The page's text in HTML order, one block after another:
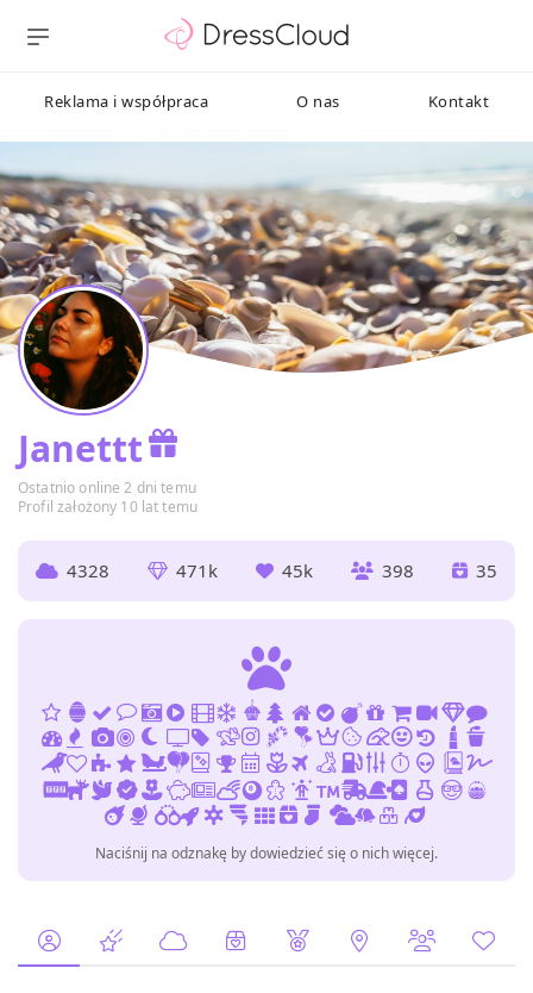
Reklama i współpraca O nas Kontakt
Janettt
Ostatnio online 2 dni temu
Profil założony 10 lat temu
4328 471k 45k 398 35
Naciśnij na odznakę by dowiedzieć się o nich więcej.